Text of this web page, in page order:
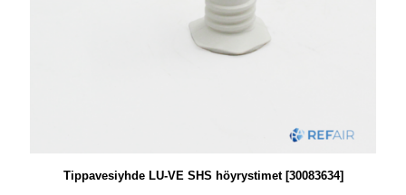
Tippavesiyhde LU-VE SHS höyrystimet [30083634]